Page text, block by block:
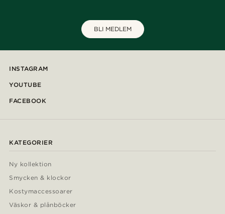
BLI MEDLEM
INSTAGRAM
YOUTUBE
FACEBOOK
KATEGORIER
Ny kollektion
Smycken & klockor
Kostymaccessoarer
Väskor & plånböcker